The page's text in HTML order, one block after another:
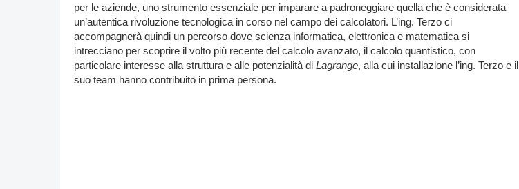
per le aziende, uno strumento essenziale per imparare a padroneggiare quella che è considerata
un’autentica rivoluzione tecnologica in corso nel campo dei calcolatori. L’ing. Terzo ci
accompagnerà quindi un percorso dove scienza informatica, elettronica e matematica si
intrecciano per scoprire il volto più recente del calcolo avanzato, il calcolo quantistico, con
particolare interesse alla struttura e alle potenzialità di Lagrange, alla cui installazione l’ing. Terzo e il
suo team hanno contribuito in prima persona.